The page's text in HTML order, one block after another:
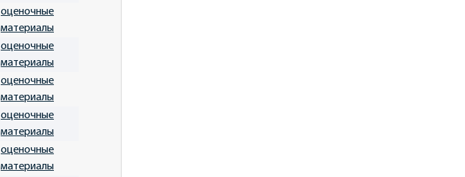
оценочные
материалы
оценочные
материалы
оценочные
материалы
оценочные
материалы
оценочные
материалы